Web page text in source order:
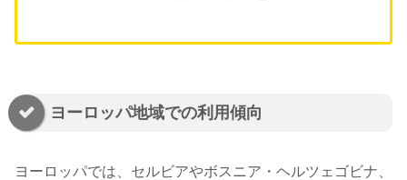
ヨーロッパ地域での利用傾向
ヨーロッパでは、セルビアやボスニア・ヘルツェゴビナ、